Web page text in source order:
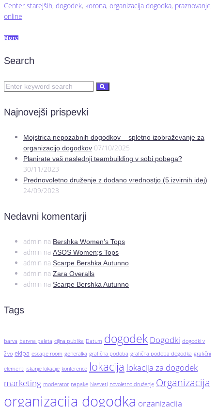
Center starejših, dogodek, korona, organizacija dogodka, praznovanje
online
More
Search
Najnovejši prispevki
Mojstrica nepozabnih dogodkov – spletno izobraževanje za
organizacijo dogodkov 07/10/2025
Planirate vaš naslednji teambuilding v sobi pobega?
30/11/2023
Prednovoletno druženje z dodano vrednostjo (5 izvirnih idej)
24/09/2023
Nedavni komentarji
admin na Bershka Women’s Tops
admin na ASOS Women;s Tops
admin na Scarpe Bershka Autunno
admin na Zara Overalls
admin na Scarpe Bershka Autunno
Tags
barva barvna paleta ciljna publika Datum dogodek Dogodki dogodki v
živo ekipa escape room generalka grafična podoba grafična podoba dogodka grafični
elementi iskanje lokacije konference lokacija lokacija za dogodek
marketing moderator napake Nasveti novoletno druženje Organizacija
organizacija dogodka organizacija